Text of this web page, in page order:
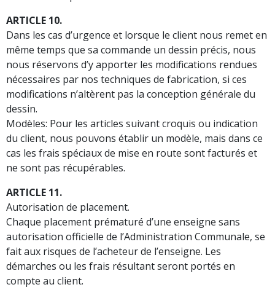
ARTICLE 10.
Dans les cas d’urgence et lorsque le client nous remet en
même temps que sa commande un dessin précis, nous
nous réservons d’y apporter les modifications rendues
nécessaires par nos techniques de fabrication, si ces
modifications n’altèrent pas la conception générale du
dessin.
Modèles: Pour les articles suivant croquis ou indication
du client, nous pouvons établir un modèle, mais dans ce
cas les frais spéciaux de mise en route sont facturés et
ne sont pas récupérables.
ARTICLE 11.
Autorisation de placement.
Chaque placement prématuré d’une enseigne sans
autorisation officielle de l’Administration Communale, se
fait aux risques de l’acheteur de l’enseigne. Les
démarches ou les frais résultant seront portés en
compte au client.